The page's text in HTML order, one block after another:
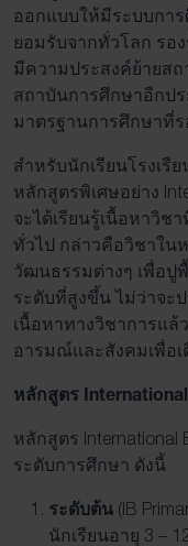
ออกแบบให้มีระบบกา
ยอมรับจากทั่วโลก รอ
มีความประสงค์ย้ายสถ
สถาบันการศึกษาอีกปร
มาตรฐานการศึกษาที่ร
สำหรับนักเรียนโรงเรี
หลักสูตรพิเศษอย่าง
จะได้เรียนรู้เนื้อหาวิช
ทั่วไป กล่าวคือวิชาใน
วัฒนธรรมต่างๆ เพื่อปู
ระดับที่สูงขึ้น ไม่ว่าจะ
เนื้อหาทางวิชาการแล้
อารมณ์และสังคมเพื่อ
หลักสูตร
หลักสูตร International
ระดับการศึกษา ดังนี้
ระดับต้น (IB
นักเรียนอายุ 3 –